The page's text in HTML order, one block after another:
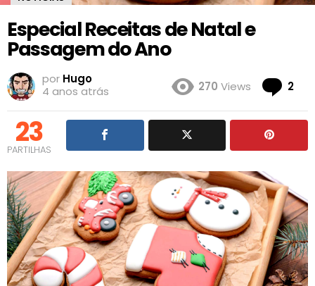
Especial Receitas de Natal e
Passagem do Ano
por Hugo
4 anos atrás
270 Views 2
23
PARTILHAS